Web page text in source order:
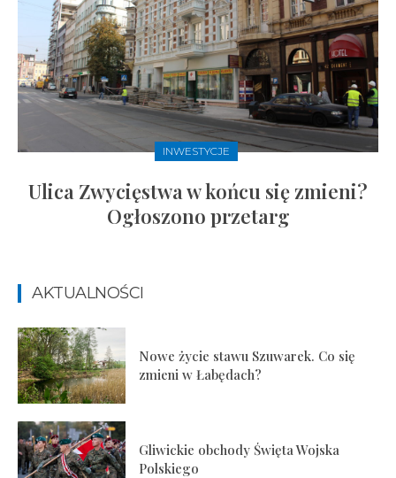
INWESTYCJE
Ulica Zwycięstwa w końcu się zmieni?
Ogłoszono przetarg
AKTUALNOŚCI
Nowe życie stawu Szuwarek. Co się
zmieni w Łabędach?
Gliwickie obchody Święta Wojska
Polskiego